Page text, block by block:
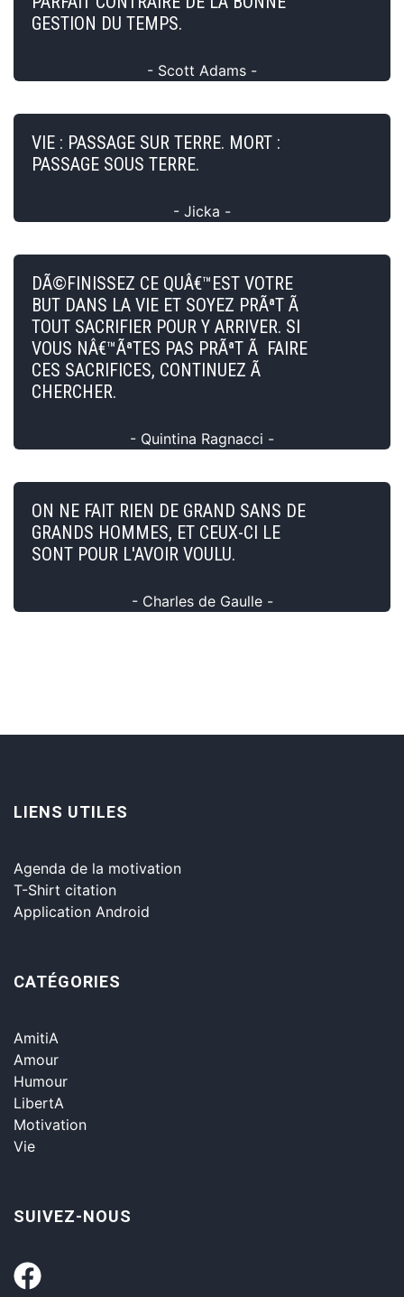
GESTION DU TEMPS.
- Scott Adams -
VIE : PASSAGE SUR TERRE. MORT :
PASSAGE SOUS TERRE.
- Jicka -
DÃ©FINISSEZ CE QUÂ€™EST VOTRE
BUT DANS LA VIE ET SOYEZ PRÃªT Ã
TOUT SACRIFIER POUR Y ARRIVER. SI
VOUS NÂ€™ÃªTES PAS PRÃªT Ã FAIRE
CES SACRIFICES, CONTINUEZ Ã
CHERCHER.
- Quintina Ragnacci -
ON NE FAIT RIEN DE GRAND SANS DE
GRANDS HOMMES, ET CEUX-CI LE
SONT POUR L'AVOIR VOULU.
- Charles de Gaulle -
LIENS UTILES
Agenda de la motivation
T-Shirt citation
Application Android
CATÉGORIES
AmitiA
Amour
Humour
LibertA
Motivation
Vie
SUIVEZ-NOUS